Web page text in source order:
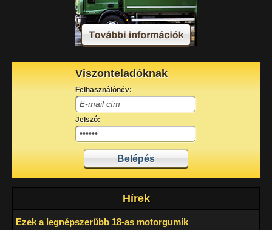
Viszonteladóknak
Felhasználónév:
Jelszó:
Hírek
Ezek a legnépszerűbb 18-as motorgumik